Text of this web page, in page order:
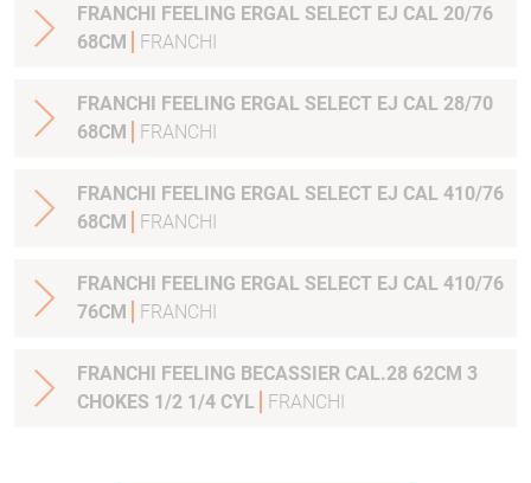
FRANCHI FEELING ERGAL SELECT EJ CAL 20/76
68CM
FRANCHI
FRANCHI FEELING ERGAL SELECT EJ CAL 28/70
68CM
FRANCHI
FRANCHI FEELING ERGAL SELECT EJ CAL 410/76
68CM
FRANCHI
FRANCHI FEELING ERGAL SELECT EJ CAL 410/76
76CM
FRANCHI
FRANCHI FEELING BECASSIER CAL.28 62CM 3
CHOKES 1/2 1/4 CYL
FRANCHI